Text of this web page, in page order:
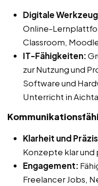
Digitale
Online-
Classroom,
IT-Fähigkeiten:
zur Nutzung und
Software und
Unterricht in
Klarheit und
Konzepte klar und
Engagement:
Freelancer Jobs,